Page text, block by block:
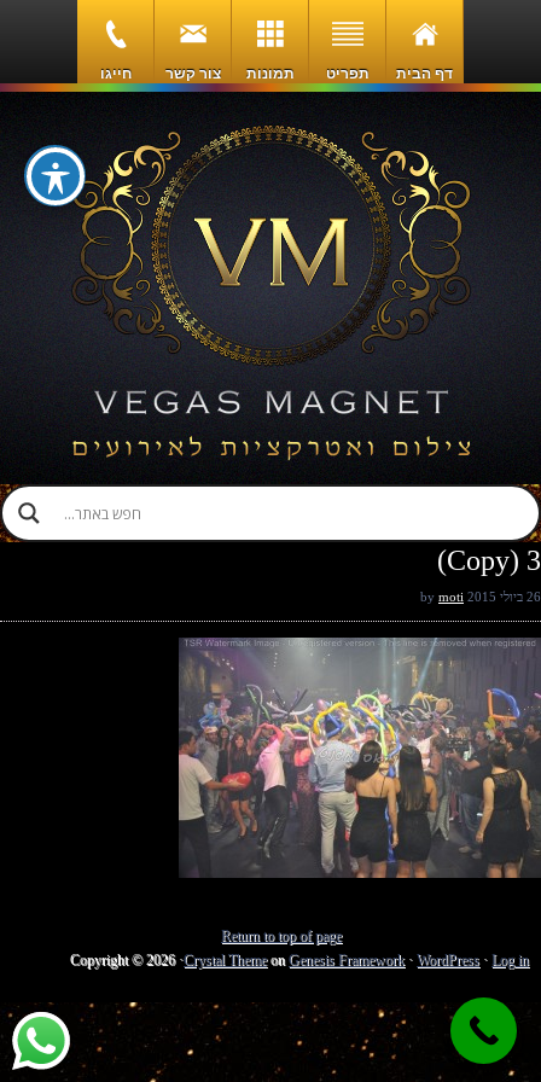
דף הבית תפריט תמונות צור קשר חייגו
3 (Copy)
26 ביולי 2015 moti
Return to top of page
Copyright © 2026 ·Crystal ThemeonGenesis Framework· WordPress· Log in